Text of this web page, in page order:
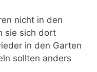
nicht in den
sie sich dort
in den Garten
sollten anders